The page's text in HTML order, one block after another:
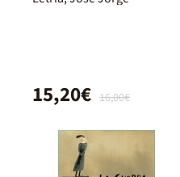
16,00€
15,20€